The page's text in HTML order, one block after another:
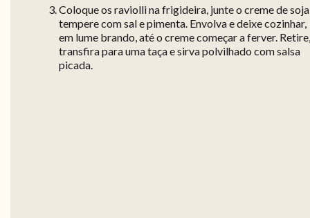
Coloque os raviolli na frigideira, junte o creme de
tempere com sal e pimenta. Envolva e deixe cozinhar,
em lume brando, até o creme começar a ferver. Retire,
transfira para uma taça e sirva polvilhado com salsa
picada.